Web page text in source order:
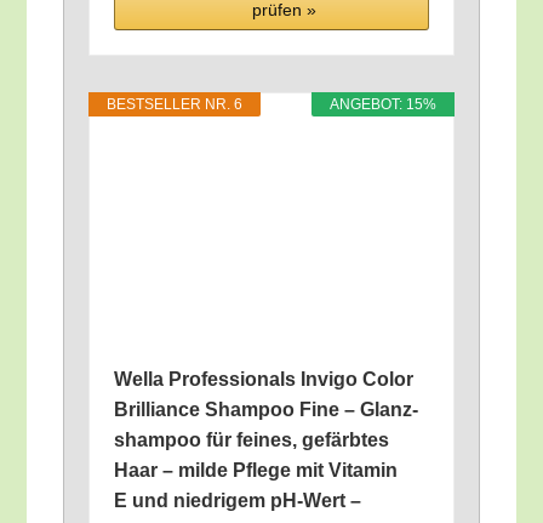
prü­fen »
ANGE­BOT: 15%
BEST­SEL­LER NR. 6
Wel­la Pro­fes­sio­nals Invi­go Color
Bril­li­ance Sham­poo Fine – Glanz­
sham­poo für fei­nes, gefärb­tes
Haar – mil­de Pfle­ge mit Vit­amin
E und nied­ri­gem pH-Wert –